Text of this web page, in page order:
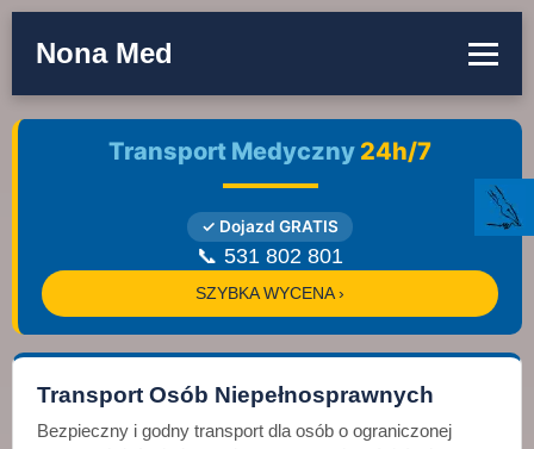
Nona Med
Transport Medyczny 24h/7
✓ Dojazd GRATIS
📞 531 802 801
SZYBKA WYCENA ›
Transport Osób Niepełnosprawnych
Bezpieczny i godny transport dla osób o ograniczonej